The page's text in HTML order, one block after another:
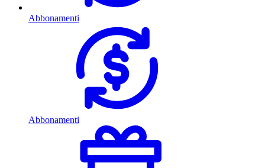
Abbonamenti
Abbonamenti